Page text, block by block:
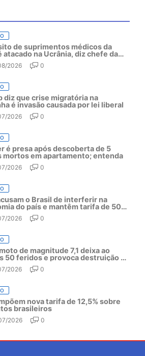
de suprimentos médicos da
atacado na Ucrânia, diz chefe da
2026 0
diz que crise migratória na
é invasão causada por lei liberal
2026 0
é presa após descoberta de 5
mortos em apartamento; entenda
2026 0
o Brasil de interferir na
do país e mantêm tarifa de 50%
um ano
2026 0
de magnitude 7,1 deixa ao
50 feridos e provoca destruição no
2026 0
nova tarifa de 12,5% sobre
brasileiros
2026 0